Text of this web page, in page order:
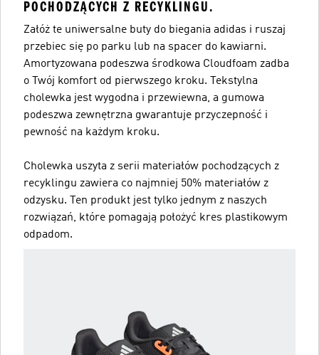
POCHODZĄCYCH Z RECYKLINGU.
Załóż te uniwersalne buty do biegania adidas i ruszaj
przebiec się po parku lub na spacer do kawiarni.
Amortyzowana podeszwa środkowa Cloudfoam zadba
o Twój komfort od pierwszego kroku. Tekstylna
cholewka jest wygodna i przewiewna, a gumowa
podeszwa zewnętrzna gwarantuje przyczepność i
pewność na każdym kroku.
Cholewka uszyta z serii materiałów pochodzących z
recyklingu zawiera co najmniej 50% materiałów z
odzysku. Ten produkt jest tylko jednym z naszych
rozwiązań, które pomagają położyć kres plastikowym
odpadom.